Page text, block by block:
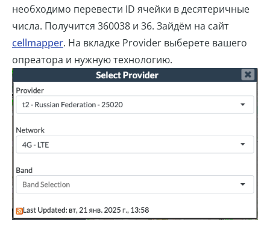
необходимо перевести ID ячейки в десятеричные
числа. Получится 360038 и 36. Зайдём на сайт
cellmapper. На вкладке Provider выберете вашего
опреатора и нужную технологию.